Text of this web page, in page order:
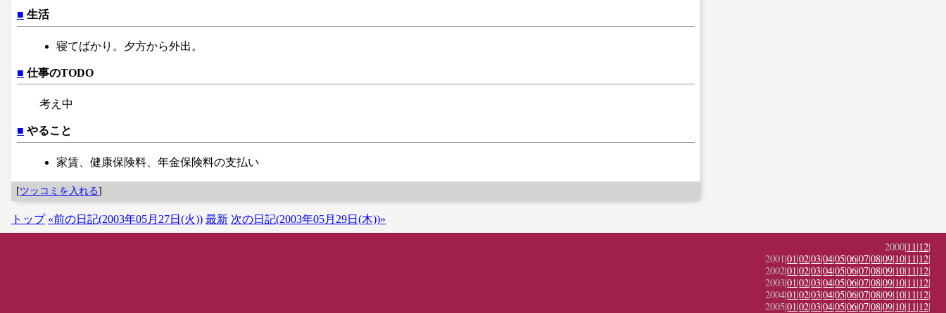
■ 生活
寝てばかり。夕方から外出。
■ 仕事のTODO
考え中
■ やること
家賃、健康保険料、年金保険料の支払い
[ツッコミを入れる]
トップ «前の日記(2003年05月27日(火)) 最新 次の日記(2003年05月29日(木))»
2000|11|12|
2001|01|02|03|04|05|06|07|08|09|10|11|12|
2002|01|02|03|04|05|06|07|08|09|10|11|12|
2003|01|02|03|04|05|06|07|08|09|10|11|12|
2004|01|02|03|04|05|06|07|08|09|10|11|12|
2005|01|02|03|04|05|06|07|08|09|10|11|12|